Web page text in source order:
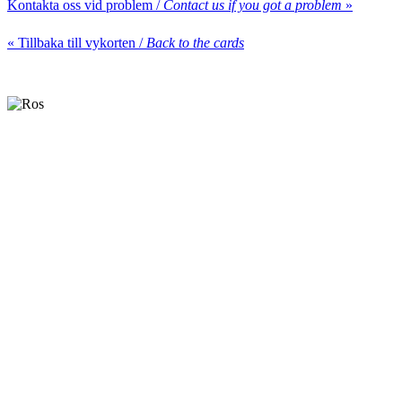
Kontakta oss vid problem / Contact us if you got a problem »
« Tillbaka till vykorten / Back to the cards